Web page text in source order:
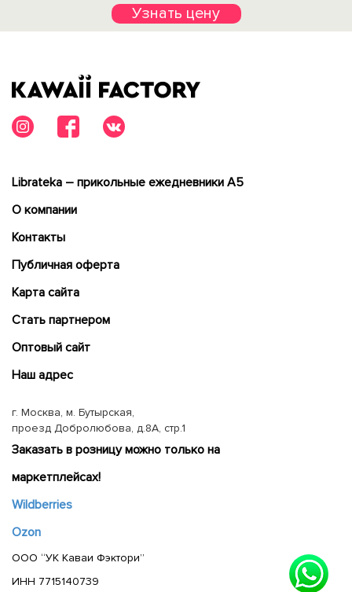
Узнать цену
Librateka – прикольные ежедневники А5
О компании
Контакты
Публичная оферта
Карта сайта
Cтать партнером
Оптовый сайт
Наш адрес
г. Москва, м. Бутырская,
проезд Добролюбова, д.8А, стр.1
Заказать в розницу можно только на
маркетплейсах!
Wildberries
Ozon
ООО “УК Каваи Фэктори”
ИНН 7715140739